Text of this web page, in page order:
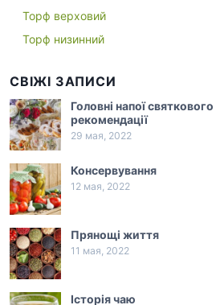
Торф верховий
Торф низинний
СВІЖІ ЗАПИСИ
Головні напої
рекомендації
29 мая, 2022
Консервування
12 мая, 2022
Прянощі життя
11 мая, 2022
Історія чаю